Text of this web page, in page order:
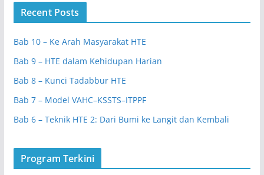
Recent Posts
Bab 10 – Ke Arah Masyarakat HTE
Bab 9 – HTE dalam Kehidupan Harian
Bab 8 – Kunci Tadabbur HTE
Bab 7 – Model VAHC–KSSTS–ITPPF
Bab 6 – Teknik HTE 2: Dari Bumi ke Langit dan Kembali
Program Terkini